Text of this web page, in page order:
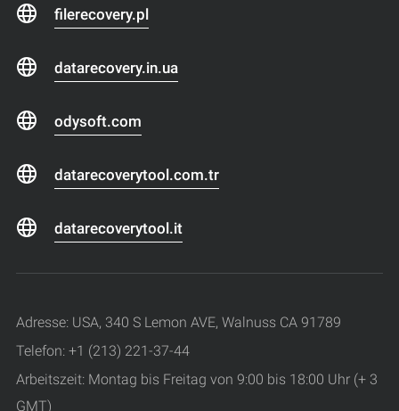
filerecovery.pl
datarecovery.in.ua
odysoft.com
datarecoverytool.com.tr
datarecoverytool.it
Adresse: USA, 340 S Lemon AVE, Walnuss CA 91789
Telefon: +1 (213) 221-37-44
Arbeitszeit: Montag bis Freitag von 9:00 bis 18:00 Uhr (+ 3
GMT)